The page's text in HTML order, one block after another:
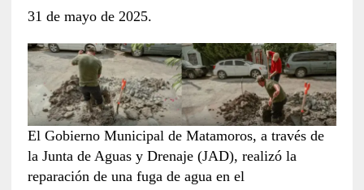
31 de mayo de 2025.
El Gobierno Municipal de Matamoros, a través de
la Junta de Aguas y Drenaje (JAD), realizó la
reparación de una fuga de agua en el